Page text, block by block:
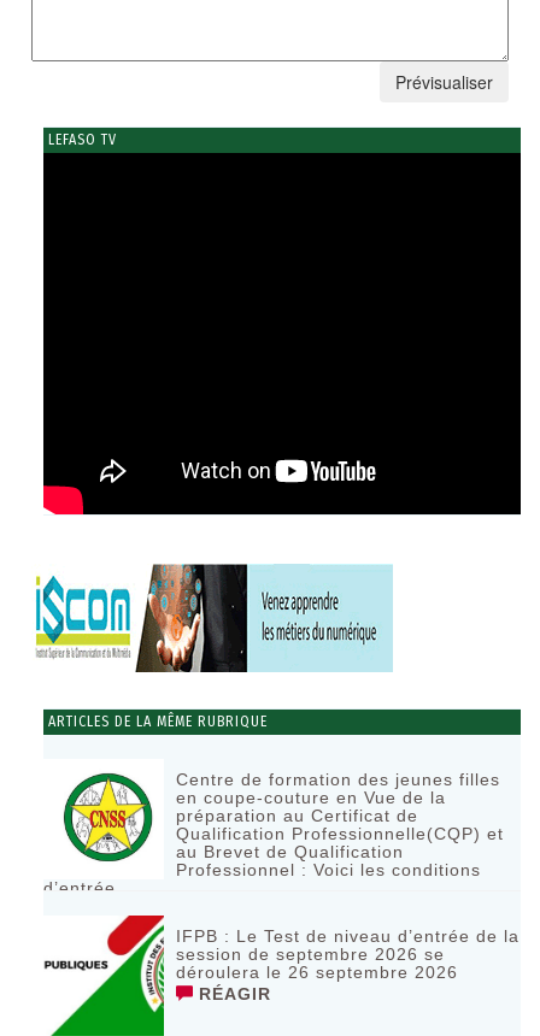
LEFASO TV
ARTICLES DE LA MÊME RUBRIQUE
Centre de formation des jeunes filles
en coupe-couture en Vue de la
préparation au Certificat de
Qualification Professionnelle(CQP) et
au Brevet de Qualification
Professionnel : Voici les conditions
d’entrée
IFPB : Le Test de niveau d’entrée de la
session de septembre 2026 se
déroulera le 26 septembre 2026
RÉAGIR